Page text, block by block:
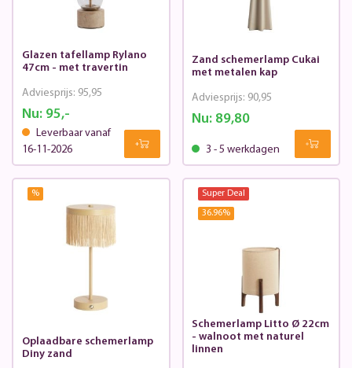
Glazen tafellamp Rylano
47cm - met travertin
Nu:95,-
Adviesprijs: 95,95
Leverbaar vanaf
16-11-2026
Zand schemerlamp Cukai
met metalen kap
Nu: 89,80
Adviesprijs: 90,95
3 - 5 werkdagen
%
Oplaadbare schemerlamp
Diny zand
Super Deal
36.96%
Schemerlamp Litto Ø 22cm
- walnoot met naturel
linnen